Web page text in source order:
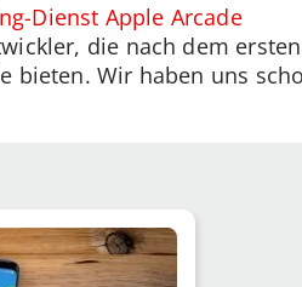
Dienst Apple Arcade
die nach dem ersten
bieten. Wir haben uns